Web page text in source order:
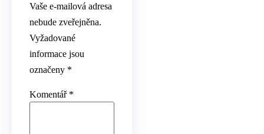
Vaše e-mailová adresa
nebude zveřejněna.
Vyžadované
informace jsou
označeny *
Komentář *